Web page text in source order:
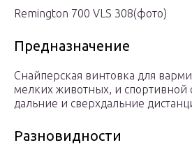
Remington 700 VLS 308(фото)
Предназначение
Снайперская винтовка для
мелких животных, и спортивной
дальние и сверхдальние
Разновидности